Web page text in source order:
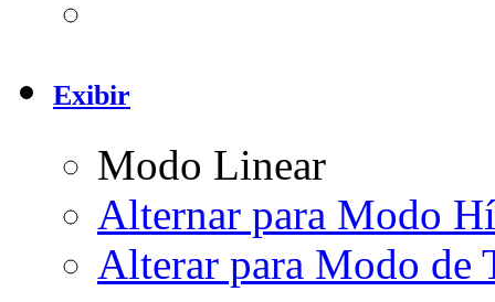
Exibir
Modo Linear
Alternar para Modo
Alterar para Modo de